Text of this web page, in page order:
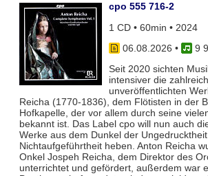
cpo 555 716-2
1 CD • 60min • 2024
06.08.2026 •
9
Seit 2020 sichten
intensiver die
unveröffentlichten
Reicha (1770-1836), dem Flötisten in der
Hofkapelle, der vor allem durch seine
bekannt ist. Das Label cpo will nun auch
Werke aus dem Dunkel der
Nichtaufgeführtheit heben. Anton Reicha
Onkel Jospeh Reicha, dem Direktor des
unterrichtet und gefördert, außerdem war